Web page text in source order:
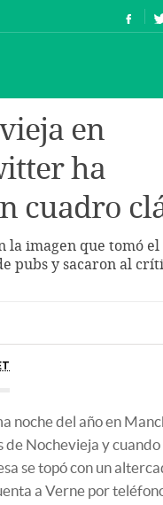
en
ha
cuadro
la imagen que tomó
pubs y sacaron al
noche del año en
Nochevieja y cuando
se topó con un
a Verne por